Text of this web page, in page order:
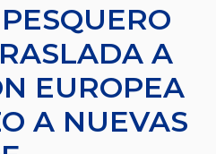
A
EUROPEA
A NUEVAS